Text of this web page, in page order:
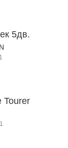
5дв.
Tourer